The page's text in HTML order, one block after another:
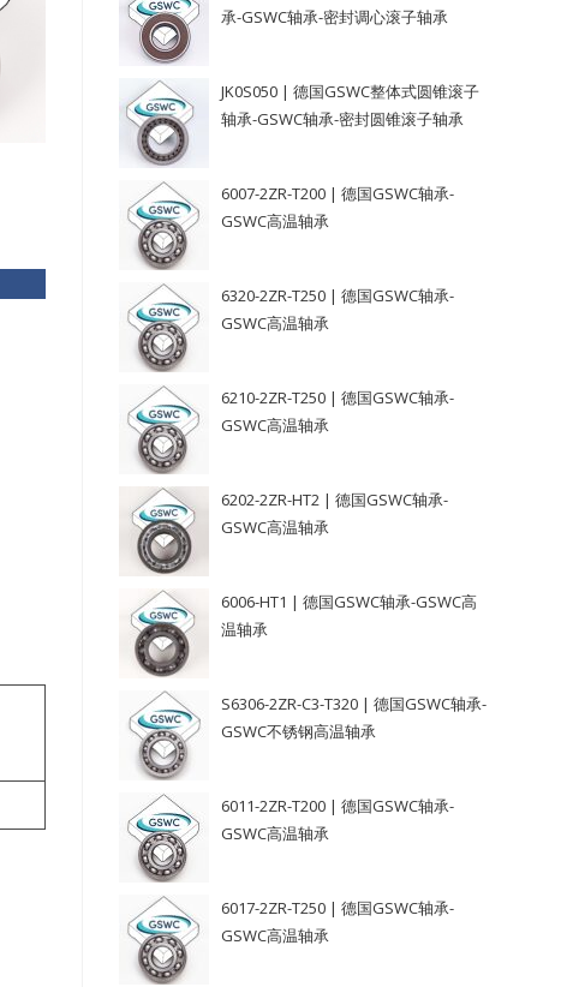
承-GSWC轴承-密封调心滚子轴承
JK0S050 | 德国GSWC整体式圆锥滚子
轴承-GSWC轴承-密封圆锥滚子轴承
6007-2ZR-T200 | 德国GSWC轴承-
GSWC高温轴承
6320-2ZR-T250 | 德国GSWC轴承-
GSWC高温轴承
6210-2ZR-T250 | 德国GSWC轴承-
GSWC高温轴承
6202-2ZR-HT2 | 德国GSWC轴承-
GSWC高温轴承
6006-HT1 | 德国GSWC轴承-GSWC高
温轴承
S6306-2ZR-C3-T320 | 德国GSWC轴承-
GSWC不锈钢高温轴承
6011-2ZR-T200 | 德国GSWC轴承-
GSWC高温轴承
6017-2ZR-T250 | 德国GSWC轴承-
GSWC高温轴承